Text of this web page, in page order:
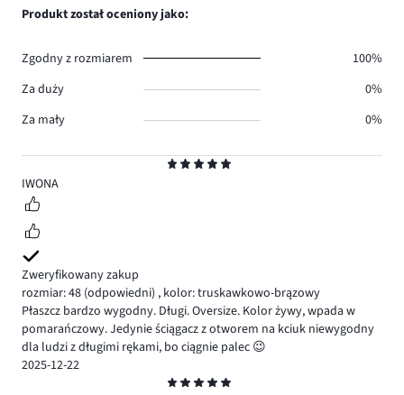
5
IWONA
Zweryfikowany zakup
rozmiar: 48 (odpowiedni) , kolor: truskawkowo-brązowy
Płaszcz bardzo wygodny. Długi. Oversize. Kolor żywy, wpada w
pomarańczowy. Jedynie ściągacz z otworem na kciuk niewygodny
dla ludzi z długimi rękami, bo ciągnie palec 😉
2025-12-22
Produkt został oceniony jako:
Zgodny z rozmiarem
100%
Za duży
0%
Za mały
0%